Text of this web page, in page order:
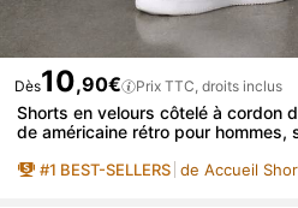
Dès10,90€ Prix TTC, droits inclus
Shorts en velours côtelé à cordon
de américaine rétro pour hommes,
-longs décontractés de haute rue
#1 BEST-SELLERS de Accueil